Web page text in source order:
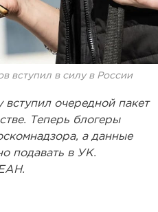
вступил в силу в России
вступил очередной пакет
Теперь блогеры
а данные
подавать в УК.